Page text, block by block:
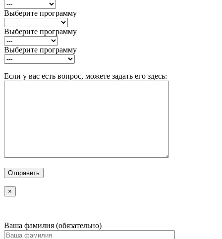
Выберите программу
Выберите программу
Выберите программу
Если у вас есть вопрос, можете задать его здесь:
×
Ваша фамилия (обязательно)